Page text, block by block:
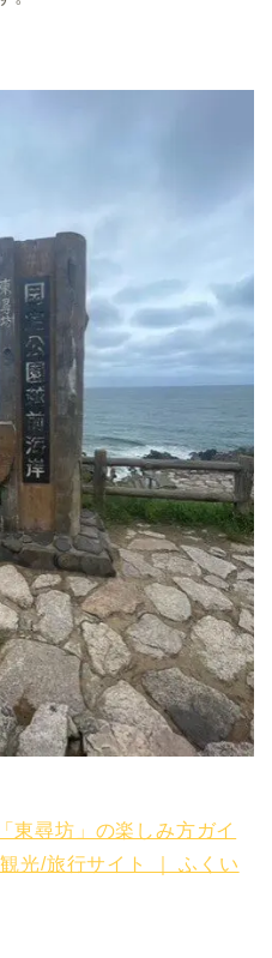
東尋坊」の楽しみ方ガイ
光/旅行サイト ｜ ふくい